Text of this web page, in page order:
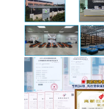
Robot commercial